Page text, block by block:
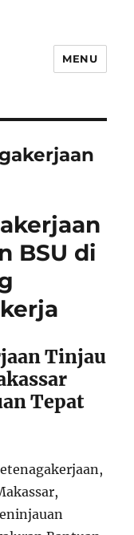
MENU
BSU di
Tinjau
Tepat